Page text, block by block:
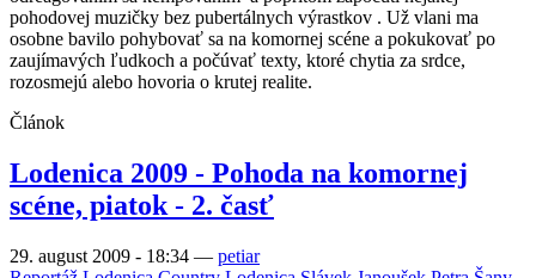
pohodovej muzičky bez pubertálnych výrastkov . Už vlani ma
osobne bavilo pohybovať sa na komornej scéne a pokukovať po
zaujímavých ľudkoch a počúvať texty, ktoré chytia za srdce,
rozosmejú alebo hovoria o krutej realite.
Článok
Lodenica 2009 - Pohoda na komornej
scéne, piatok - 2. časť
29. august 2009 - 18:34 — petiar